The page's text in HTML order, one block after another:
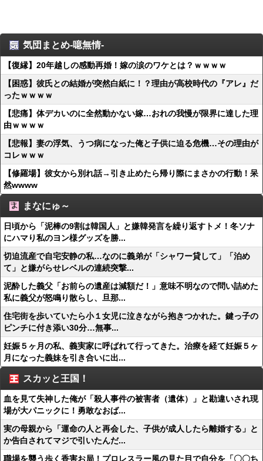
気団まとめ-噫無情-
【復縁】20年越しの感動再婚！嫁の涙のワケとは？ｗｗｗｗ
【困惑】彼氏との結婚が突然白紙に！？理由が高校時代の『アレ』だ
ったｗｗｗｗ
【悲痛】体デカいのに全然動かない嫁…おれの我慢が限界に達した理
由ｗｗｗｗ
【悲報】妻の浮気、うつ病になった俺と子供に迫る危機…その理由が
コレｗｗｗ
【修羅場】彼女から別れ話→引き止めたら帰り際にまさかの行動！呆
然wwww
まなにゅ～
日頃から「泥棒の9割は韓国人」と嫌韓発言を繰り返すトメ！冬ソナ
にハマり私のヨン様グッズを勝...
切迫流産で自宅安静の私…なのに義弟が「シャワー貸して」「泊め
て」と嫌がらせレベルの連続突撃...
泥酔した義父「お前らの遺産は減額だ！」意味不明なので問い詰めた
私に義父が怒鳴り散らし、旦那...
住宅街を歩いていたら小１女児に泣きながら抱きつかれた。鍵っ子の
ピンチに付き添い30分…無事...
妊娠５ヶ月の私、義実家に呼ばれて行ってきた。治療を経て妊娠５ヶ
月になった義妹を引き合いに出...
スカッと王国！
血を見て失神した俺が「殺人事件の被害者（遺体）」と勘違いされ現
場が大パニックに！勇敢なおば...
実の母親から「運命の人と再会した、子供が成人したら離婚する」と
か告白されてマジで引いたんだ...
職場を襲う歩く香害お局！プロレスラー風の見た目で自分を「〇〇ち